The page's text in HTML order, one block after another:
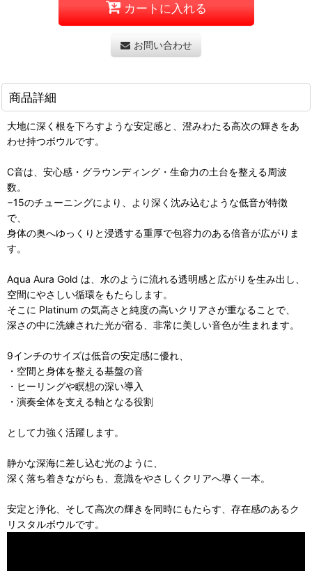
カートに入れる
お問い合わせ
商品詳細
大地に深く根を下ろすような安定感と、澄みわたる高次の輝きをあ
わせ持つボウルです。
C音は、安心感・グラウンディング・生命力の土台を整える周波
数。
−15のチューニングにより、より深く沈み込むような低音が特徴
で、
身体の奥へゆっくりと浸透する重厚で包容力のある倍音が広がりま
す。
Aqua Aura Gold は、水のように流れる透明感と広がりを生み出し、
空間にやさしい循環をもたらします。
そこに Platinum の気高さと純度の高いクリアさが重なることで、
深さの中に洗練された光が宿る、非常に美しい音色が生まれます。
9インチのサイズは低音の安定感に優れ、
・空間と身体を整える基盤の音
・ヒーリングや瞑想の深い導入
・演奏全体を支える軸となる役割
として力強く活躍します。
静かな深海に差し込む光のように、
深く落ち着きながらも、意識をやさしくクリアへ導く一本。
安定と浄化、そして高次の輝きを同時にもたらす、存在感のあるク
リスタルボウルです。